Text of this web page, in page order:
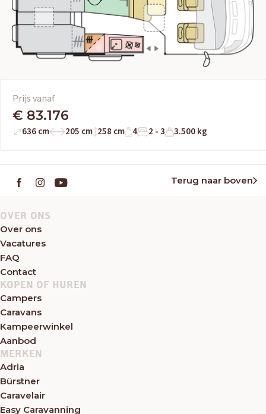
Prijs vanaf
€ 83.176
636 cm 205 cm 258 cm 4 2 - 3 3.500 kg
Terug naar boven
OVER ONS
Over ons
Vacatures
FAQ
Contact
KOPEN OF HUREN
Campers
Caravans
Kampeerwinkel
Aanbod
MERKEN
Adria
Bürstner
Caravelair
Easy Caravanning